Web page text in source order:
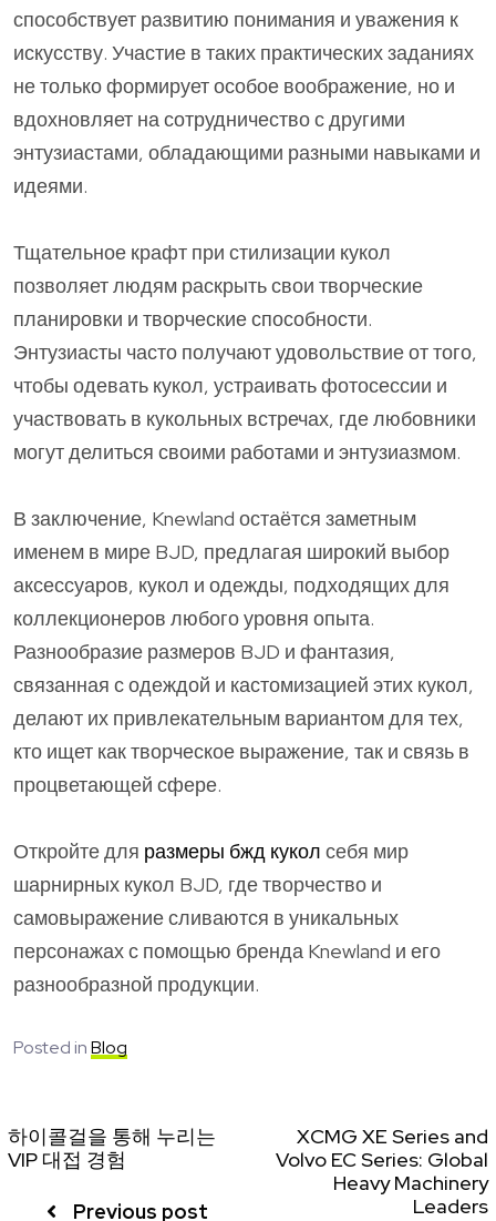
способствует развитию понимания и уважения к
искусству. Участие в таких практических заданиях
не только формирует особое воображение, но и
вдохновляет на сотрудничество с другими
энтузиастами, обладающими разными навыками и
идеями.
Тщательное крафт при стилизации кукол
позволяет людям раскрыть свои творческие
планировки и творческие способности.
Энтузиасты часто получают удовольствие от того,
чтобы одевать кукол, устраивать фотосессии и
участвовать в кукольных встречах, где любовники
могут делиться своими работами и энтузиазмом.
В заключение, Knewland остаётся заметным
именем в мире BJD, предлагая широкий выбор
аксессуаров, кукол и одежды, подходящих для
коллекционеров любого уровня опыта.
Разнообразие размеров BJD и фантазия,
связанная с одеждой и кастомизацией этих кукол,
делают их привлекательным вариантом для тех,
кто ищет как творческое выражение, так и связь в
процветающей сфере.
Откройте для размеры бжд кукол себя мир
шарнирных кукол BJD, где творчество и
самовыражение сливаются в уникальных
персонажах с помощью бренда Knewland и его
разнообразной продукции.
Posted inBlog
하이콜걸을 통해 누리는
VIP 대접 경험
Previous post
XCMG XE Series and
Volvo EC Series: Global
Heavy Machinery
Leaders